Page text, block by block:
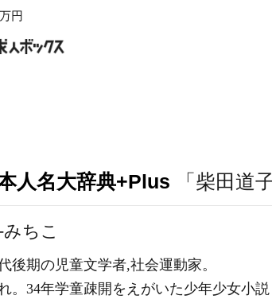
円
人名大辞典+Plus 「柴田道
ちこ
後期の児童文学者,社会運動家。
。34年学童疎開をえがいた少年少女小